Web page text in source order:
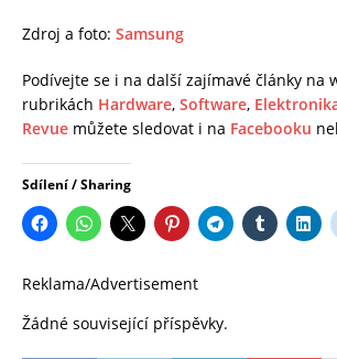
Zdroj a foto: Samsung
Podívejte se i na další zajímavé články na
rubrikách Hardware, Software,
Revue můžete sledovat i na Facebooku
Sdílení / Sharing
Reklama/Advertisement
Žádné související příspěvky.